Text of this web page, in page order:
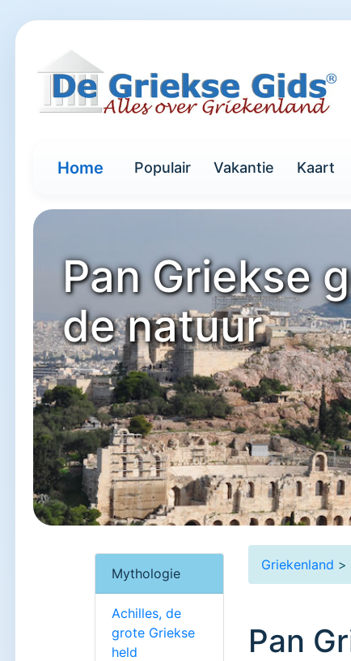
Home Populair Vakantie Kaart
Pan Griekse
de natuur
Griekenland >
Pan
Mythologie
Achilles, de
grote Griekse
held